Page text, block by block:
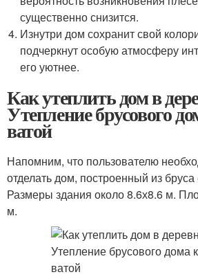
существенно снизится.
Изнутри дом сохранит свой
подчеркнут особую атмосферу
его уютнее.
Как утеплить дом в
Утепление брусового
ватой
Напомним, что пользователю
отделать дом, построенный из
Размеры здания около 8.6х8.6 м.
м.